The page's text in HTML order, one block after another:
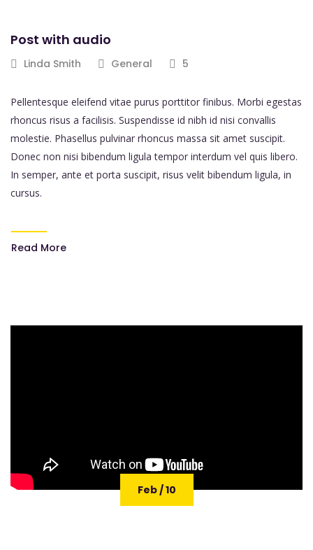
Post with audio
Linda Smith General 5
Pellentesque eleifend vitae purus porttitor finibus. Morbi egestas
rhoncus risus a facilisis. Suspendisse id nibh id nisi convallis
molestie. Phasellus pulvinar rhoncus massa sit amet suscipit.
Donec non nisi bibendum ligula tempor interdum vel quis libero.
In semper, ante et porta suscipit, risus velit bibendum ligula, in
cursus.
Read More
Feb / 10